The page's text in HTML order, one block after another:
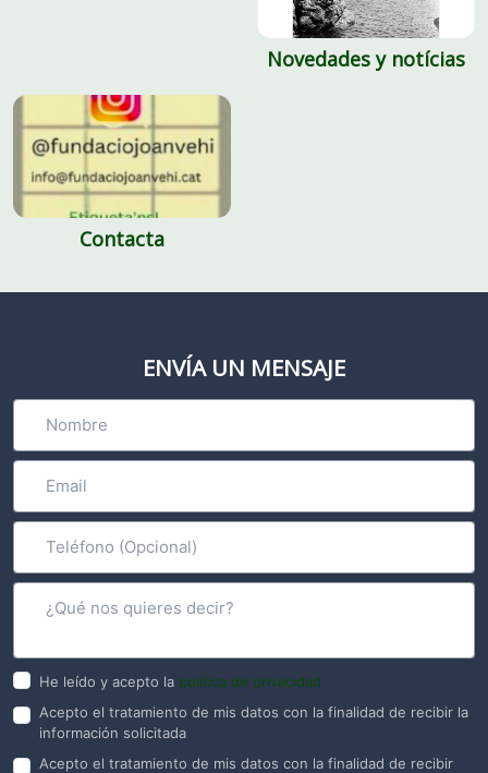
Novedades y notícias
Contacta
ENVÍA UN MENSAJE
He leído y acepto la política de privacidad
Acepto el tratamiento de mis datos con la finalidad de recibir la
información solicitada
Acepto el tratamiento de mis datos con la finalidad de recibir